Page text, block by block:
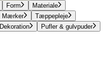
Form
Materiale
Mærker Tæppepleje
Dekoration
Pufler & gulvpuder